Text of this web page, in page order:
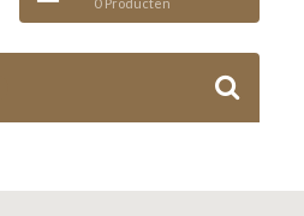
0 Producten